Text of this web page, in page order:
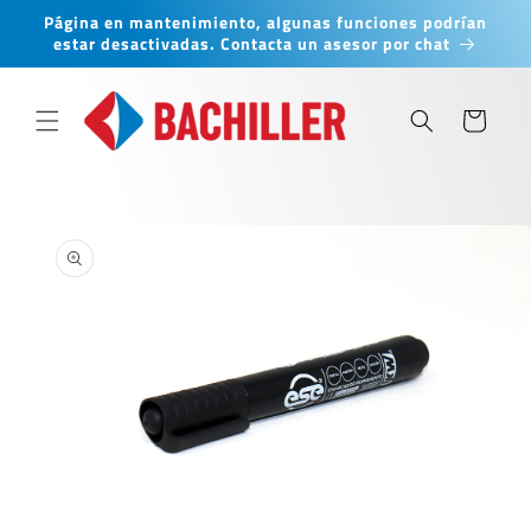
directamente
al contenido
Página en mantenimiento, algunas funciones podrían
estar desactivadas. Contacta un asesor por chat
Carrito
información
del producto